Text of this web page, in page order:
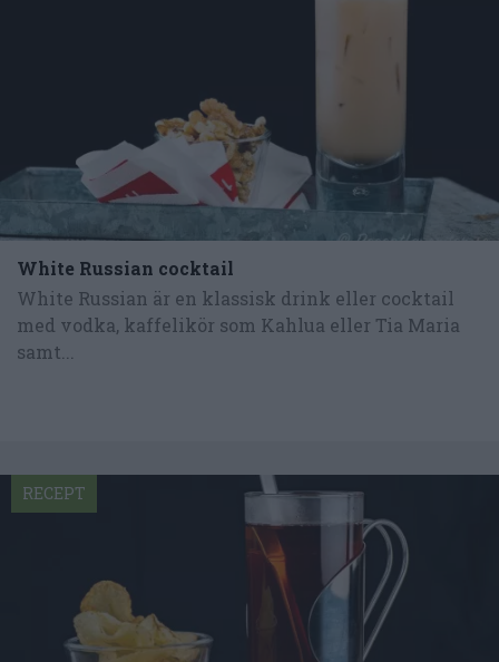
White Russian cocktail
White Russian är en klassisk drink eller cocktail
med vodka, kaffelikör som Kahlua eller Tia Maria
samt...
RECEPT